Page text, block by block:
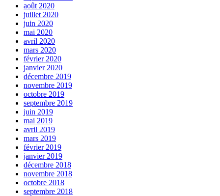
août 2020
juillet 2020
juin 2020
mai 2020
avril 2020
mars 2020
février 2020
janvier 2020
décembre 2019
novembre 2019
octobre 2019
septembre 2019
juin 2019
mai 2019
avril 2019
mars 2019
février 2019
janvier 2019
décembre 2018
novembre 2018
octobre 2018
septembre 2018